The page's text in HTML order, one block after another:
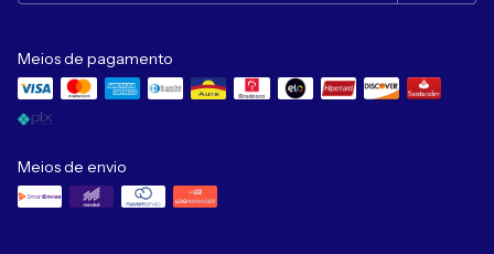
Meios de pagamento
Meios de envio